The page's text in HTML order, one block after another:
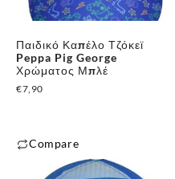
επιλογές
να
επιλεγούν
στη
προϊόντος
Παιδικό Καπέλο Τζόκεϊ
Peppa Pig George
Χρώματος Μπλέ
€7,90
Compare